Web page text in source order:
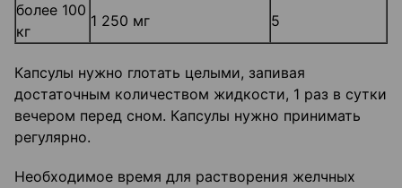
более 100
кг
1 250 мг 5
Капсулы нужно глотать целыми, запивая
достаточным количеством жидкости, 1 раз в сутки
вечером перед сном. Капсулы нужно принимать
регулярно.
Необходимое время для растворения желчных